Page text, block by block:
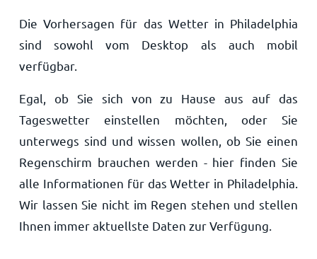
Die Vorhersagen für das Wetter in Philadelphia
sind sowohl vom Desktop als auch mobil
verfügbar.
Egal, ob Sie sich von zu Hause aus auf das
Tageswetter einstellen möchten, oder Sie
unterwegs sind und wissen wollen, ob Sie einen
Regenschirm brauchen werden - hier finden Sie
alle Informationen für das Wetter in Philadelphia.
Wir lassen Sie nicht im Regen stehen und stellen
Ihnen immer aktuellste Daten zur Verfügung.